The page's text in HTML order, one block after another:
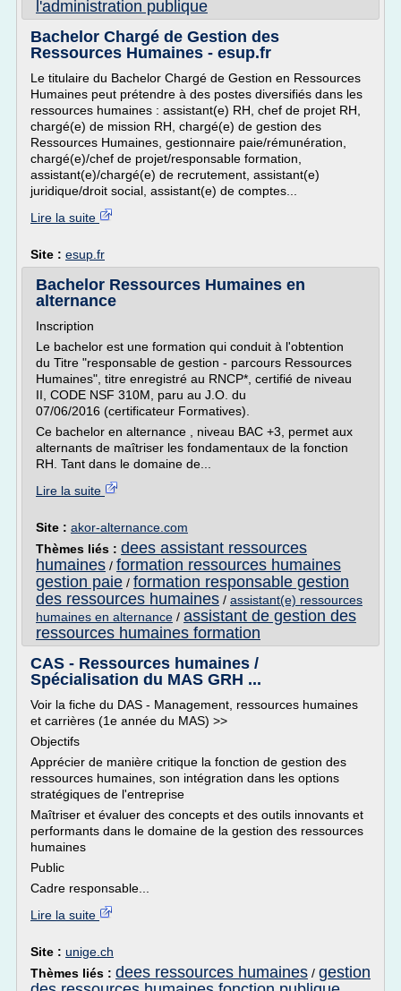
l'administration publique
Bachelor Chargé de Gestion des
Ressources Humaines - esup.fr
Le titulaire du Bachelor Chargé de Gestion en Ressources
Humaines peut prétendre à des postes diversifiés dans les
ressources humaines : assistant(e) RH, chef de projet RH,
chargé(e) de mission RH, chargé(e) de gestion des
Ressources Humaines, gestionnaire paie/rémunération,
chargé(e)/chef de projet/responsable formation,
assistant(e)/chargé(e) de recrutement, assistant(e)
juridique/droit social, assistant(e) de comptes...
Lire la suite
Site : esup.fr
Bachelor Ressources Humaines en
alternance
Inscription
Le bachelor est une formation qui conduit à l'obtention
du Titre "responsable de gestion - parcours Ressources
Humaines", titre enregistré au RNCP*, certifié de niveau
II, CODE NSF 310M, paru au J.O. du
07/06/2016 (certificateur Formatives).
Ce bachelor en alternance , niveau BAC +3, permet aux
alternants de maîtriser les fondamentaux de la fonction
RH. Tant dans le domaine de...
Lire la suite
Site : akor-alternance.com
Thèmes liés : dees assistant ressources
humaines / formation ressources humaines
gestion paie / formation responsable gestion
des ressources humaines / assistant(e) ressources
humaines en alternance / assistant de gestion des
ressources humaines formation
CAS - Ressources humaines /
Spécialisation du MAS GRH ...
Voir la fiche du DAS - Management, ressources humaines
et carrières (1e année du MAS) >>
Objectifs
Apprécier de manière critique la fonction de gestion des
ressources humaines, son intégration dans les options
stratégiques de l'entreprise
Maîtriser et évaluer des concepts et des outils innovants et
performants dans le domaine de la gestion des ressources
humaines
Public
Cadre responsable...
Lire la suite
Site : unige.ch
Thèmes liés : dees ressources humaines / gestion